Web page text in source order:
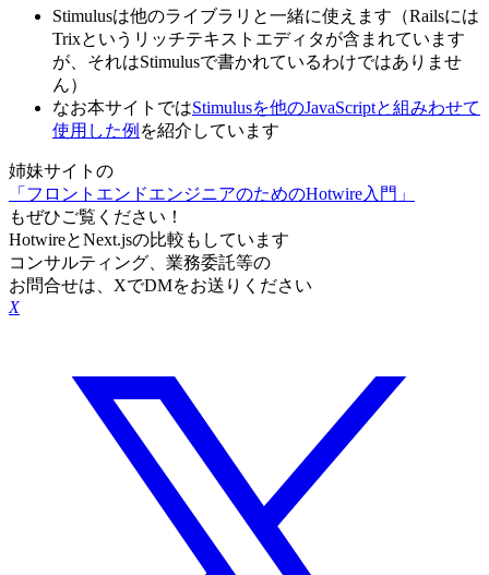
Stimulusは他のライブラリと一緒に使えます（Railsには
Trixというリッチテキストエディタが含まれています
が、それはStimulusで書かれているわけではありませ
ん）
なお本サイトではStimulusを他のJavaScriptと組みわせて
使用した例 を紹介しています
姉妹サイトの
「フロントエンドエンジニアのためのHotwire入門」
もぜひご覧ください！
HotwireとNext.jsの比較もしています
コンサルティング、業務委託等の
お問合せは、XでDMをお送りください
X